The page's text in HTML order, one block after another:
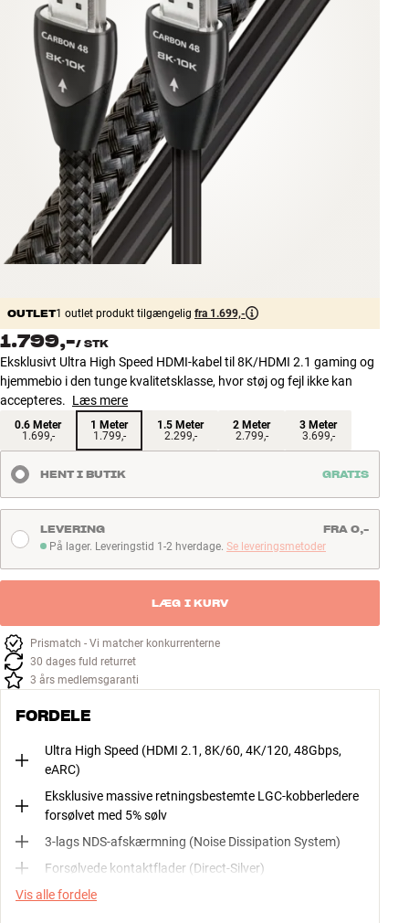
Tilbehør
INSPIRATION
MÆRKER
NYHEDER
TILBUD
Find Butik
Kundeservice
OUTLET1 outlet produkt tilgængelig fra 1.699,-
1.799,-/ STK
Eksklusivt Ultra High Speed HDMI-kabel til 8K/HDMI 2.1 gaming og
hjemmebio i den tunge kvalitetsklasse, hvor støj og fejl ikke kan
accepteres. Læs mere
0.6 Meter
1.699,-
1 Meter
1.799,-
1.5 Meter
2.299,-
2 Meter
2.799,-
3 Meter
3.699,-
HENT I BUTIK GRATIS
På lager. Leveringstid 1-2 hverdage
På lager. Leveringstid 1-2 hverdage. Se leveringsmetoder
LEVERING FRA 0,-
LÆG I KURV
Prismatch - Vi matcher konkurrenterne
30 dages fuld returret
3 års medlemsgaranti
FORDELE
Ultra High Speed (HDMI 2.1, 8K/60, 4K/120, 48Gbps,
eARC)
Eksklusive massive retningsbestemte LGC-kobberledere
forsølvet med 5% sølv
3-lags NDS-afskærmning (Noise Dissipation System)
Forsølvede kontaktflader (Direct-Silver)
Vis alle fordele